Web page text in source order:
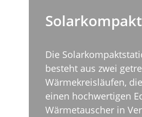
Die
besteht aus zwei
Wärmekreisläufen,
einen hochwertigen
Wärmetauscher in